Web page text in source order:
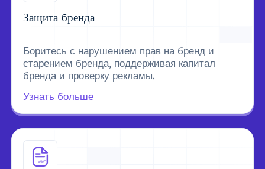
Защита бренда
Боритесь с нарушением прав на бренд и
старением бренда, поддерживая капитал
бренда и проверку рекламы.
Узнать больше